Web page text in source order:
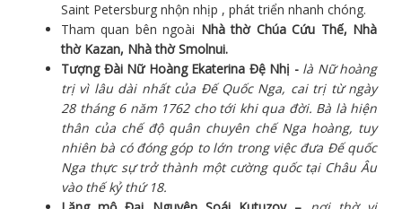
Saint Petersburg nhộn nhịp , phát triển nhanh chóng.
Tham quan bên ngoài Nhà thờ Chúa Cứu Thế, Nhà
thờ Kazan, Nhà thờ Smolnui.
Tượng Đài Nữ Hoàng Ekaterina Đệ Nhị - là Nữ hoàng
trị vì lâu dài nhất của Đế Quốc Nga, cai trị từ ngày
28 tháng 6 năm 1762 cho tới khi qua đời. Bà là hiện
thân của chế độ quân chuyên chế Nga hoàng, tuy
nhiên bà có đóng góp to lớn trong việc đưa Đế quốc
Nga thực sự trở thành một cường quốc tại Châu Âu
vào thế kỷ thứ 18.